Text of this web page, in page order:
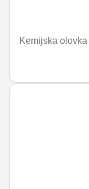
Kemijska olovka